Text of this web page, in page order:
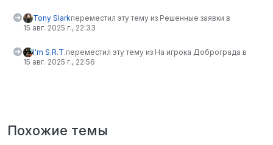
Tony Slarkпереместил эту тему из Решенные заявки в
15 авг. 2025 г., 22:33
I'm S.R.T.переместил эту тему из На игрока Доброграда в
15 авг. 2025 г., 22:56
Похожие темы